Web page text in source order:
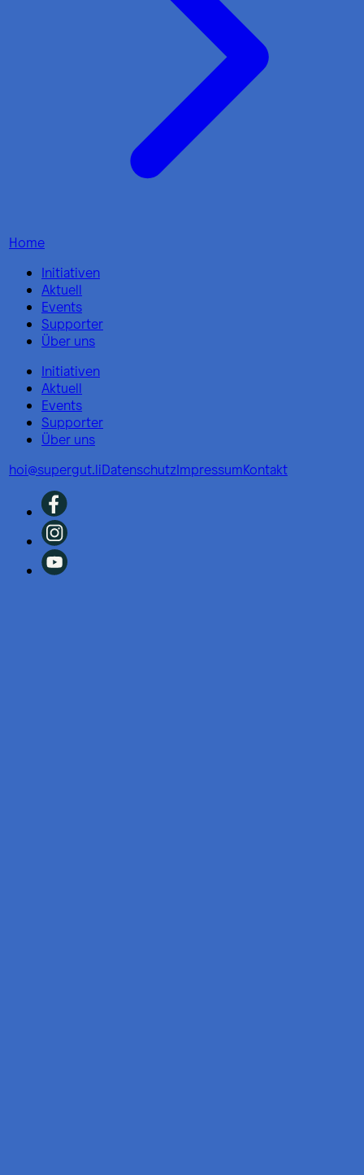
Home
Initiativen
Aktuell
Events
Supporter
Über uns
Initiativen
Aktuell
Events
Supporter
Über uns
hoi@supergut.liDatenschutzImpressumKontakt